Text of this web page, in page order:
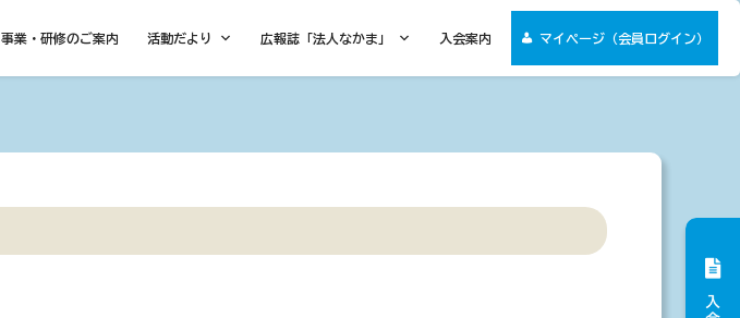
事業・研修のご案内 活動だより 広報誌「法人なかま」 入会案内 マイページ（会員ログイン）